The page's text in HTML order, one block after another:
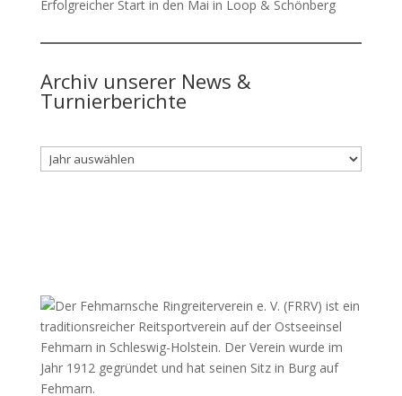
Erfolgreicher Start in den Mai in Loop & Schönberg
Archiv unserer News &
Turnierberichte
Archiv